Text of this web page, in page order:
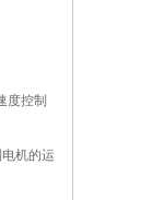
度控制
机的运